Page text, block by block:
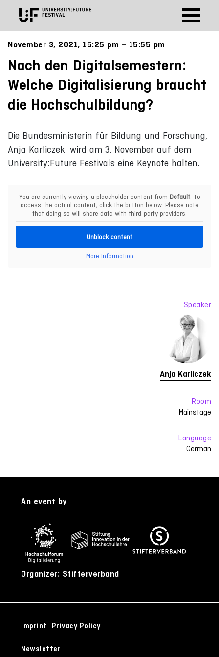
November 3, 2021, 15:25 pm – 15:55 pm
Nach den Digitalsemestern:
Welche Digitalisierung braucht
die Hochschulbildung?
Die Bundesministerin für Bildung und Forschung,
Anja Karliczek, wird am 3. November auf dem
University:Future Festivals eine Keynote halten.
You are currently viewing a placeholder content from Default. To
access the actual content, click the button below. Please note
that doing so will share data with third-party providers.
Unblock content
More Information
Speaker
Anja Karliczek
Room
Mainstage
Language
German
An event by
Organizer: Stifterverband
Imprint Privacy Policy
Newsletter